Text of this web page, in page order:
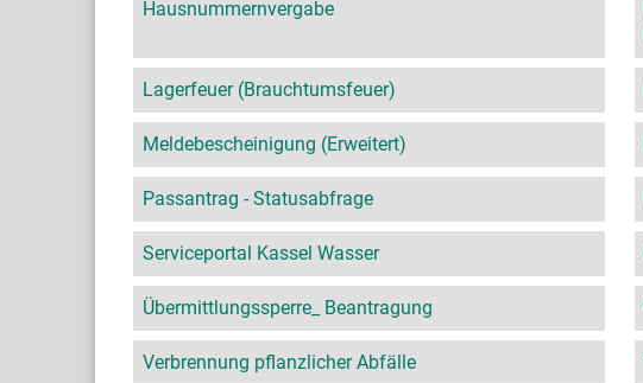
Hausnummernvergabe
Lagerfeuer (Brauchtumsfeuer)
Meldebescheinigung (Erweitert)
Passantrag - Statusabfrage
Serviceportal Kassel Wasser
Übermittlungssperre_ Beantragung
Verbrennung pflanzlicher Abfälle